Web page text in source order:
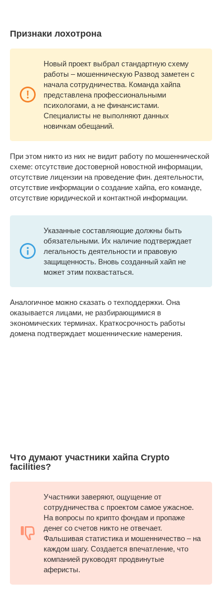
Признаки лохотрона
Новый проект выбрал стандартную схему
работы – мошенническую Развод заметен с
начала сотрудничества. Команда хайпа
представлена профессиональными
психологами, а не финансистами.
Специалисты не выполняют данных
новичкам обещаний.
При этом никто из них не видит работу по мошеннической
схеме: отсутствие достоверной новостной информации,
отсутствие лицензии на проведение фин. деятельности,
отсутствие информации о создание хайпа, его команде,
отсутствие юридической и контактной информации.
Указанные составляющие должны быть
обязательными. Их наличие подтверждает
легальность деятельности и правовую
защищенность. Вновь созданный хайп не
может этим похвастаться.
Аналогичное можно сказать о техподдержки. Она
оказывается лицами, не разбирающимися в
экономических терминах. Краткосрочность работы
домена подтверждает мошеннические намерения.
Что думают участники хайпа Crypto
facilities?
Участники заверяют, ощущение от
сотрудничества с проектом самое ужасное.
На вопросы по крипто фондам и пропаже
денег со счетов никто не отвечает.
Фальшивая статистика и мошенничество – на
каждом шагу. Создается впечатление, что
компанией руководят продвинутые
аферисты.